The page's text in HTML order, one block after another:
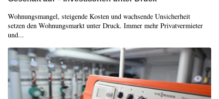
Wohnungsmangel, steigende Kosten und wachsende Unsicherheit
setzen den Wohnungsmarkt unter Druck. Immer mehr Privatvermieter
und...